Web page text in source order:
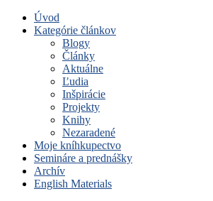
Úvod
Kategórie článkov
Blogy
Články
Aktuálne
Ľudia
Inšpirácie
Projekty
Knihy
Nezaradené
Moje kníhkupectvo
Semináre a prednášky
Archív
English Materials